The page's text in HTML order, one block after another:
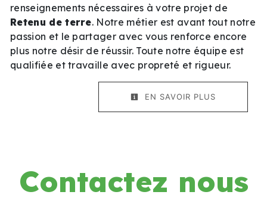
renseignements nécessaires à votre projet de
Retenu de terre. Notre métier est avant tout notre
passion et le partager avec vous renforce encore
plus notre désir de réussir. Toute notre équipe est
qualifiée et travaille avec propreté et rigueur.
EN SAVOIR PLUS
Contactez nous